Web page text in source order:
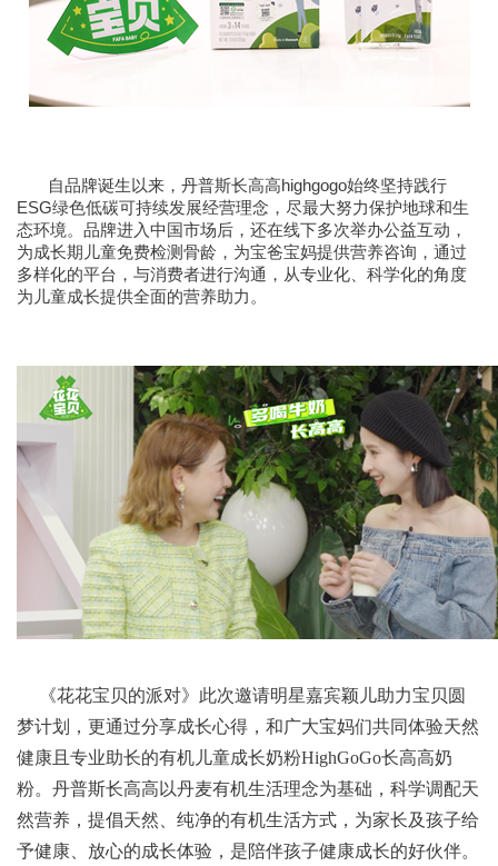
自品牌诞生以来，丹普斯长高高highgogo始终坚持践行
ESG绿色低碳可持续发展经营理念，尽最大努力保护地球和生
态环境。品牌进入中国市场后，还在线下多次举办公益互动，
为成长期儿童免费检测骨龄，为宝爸宝妈提供营养咨询，通过
多样化的平台，与消费者进行沟通，从专业化、科学化的角度
为儿童成长提供全面的营养助力。
《花花宝贝的派对》此次邀请明星嘉宾颖儿助力宝贝圆
梦计划，更通过分享成长心得，和广大宝妈们共同体验天然
健康且专业助长的有机儿童成长奶粉HighGoGo长高高奶
粉。丹普斯长高高以丹麦有机生活理念为基础，科学调配天
然营养，提倡天然、纯净的有机生活方式，为家长及孩子给
予健康、放心的成长体验，是陪伴孩子健康成长的好伙伴。